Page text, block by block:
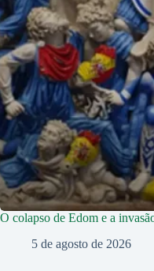
O colapso de Edom e a
5 de agosto de 2026